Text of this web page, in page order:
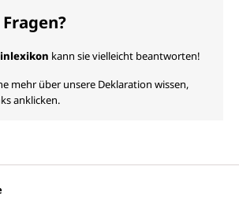
kann sie vielleicht beantworten!
mehr über unsere Deklaration wissen,
anklicken.